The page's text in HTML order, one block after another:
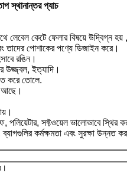
স্থানান্তর প্যাচ
লেবেল কেটে ফেলার বিষয়ে
তাদের পোশাকের পণ্যে ডিজাইন করে।
রঙিন।
উজ্জ্বল, ইত্যাদি।
করে তোলে.
আছে।
সফ্টওয়েল ভালোভাবে স্থির
কর্মক্ষমতা এবং সুরক্ষা উন্নত